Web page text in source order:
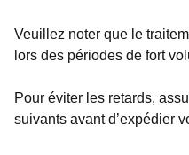
Veuillez noter que le
lors des périodes de fort
Pour éviter les retards,
suivants avant d’expédier